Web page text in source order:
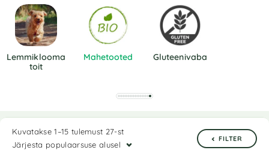
Lemmiklooma
Toit
Mahetooted Gluteenivaba
Kuvatakse 1–15 tulemust 27-st
Järjesta populaarsuse alusel
FILTER